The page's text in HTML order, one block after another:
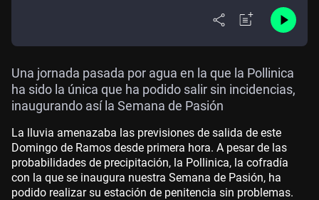
Una jornada pasada por agua en la que la Pollinica
ha sido la única que ha podido salir sin incidencias,
inaugurando así la Semana de Pasión
La lluvia amenazaba las previsiones de salida de este
Domingo de Ramos desde primera hora. A pesar de las
probabilidades de precipitación, la Pollinica, la cofradía
con la que se inaugura nuestra Semana de Pasión, ha
podido realizar su estación de penitencia sin problemas.